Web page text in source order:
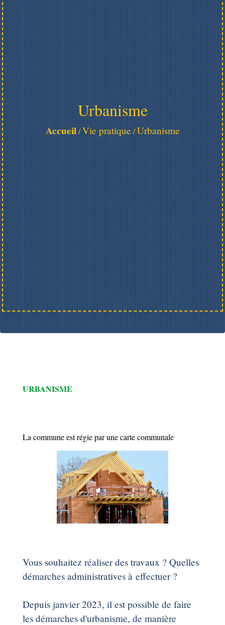
Urbanisme
Accueil /Vie pratique /Urbanisme
URBANISME
La commune est régie par une carte communale
Vous souhaitez réaliser des travaux ? Quelles
démarches administratives à effectuer ?
Depuis janvier 2023, il est possible de faire
les démarches d'urbanisme, de manière